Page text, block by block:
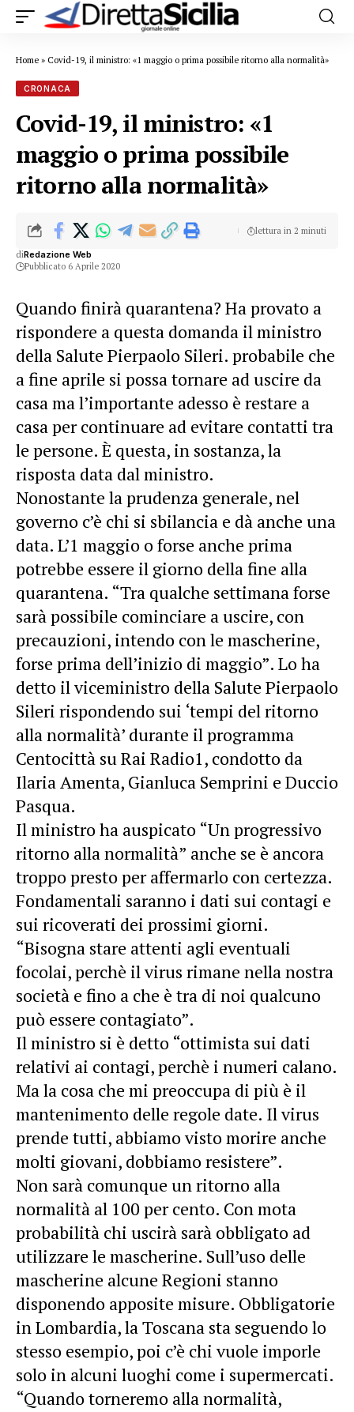
Home » Covid-19, il ministro: «1 maggio o prima possibile ritorno alla normalità»
CRONACA
Covid-19, il ministro: «1
maggio o prima possibile
ritorno alla normalità»
diRedazione Web
Pubblicato 6 Aprile 2020
lettura in 2 minuti
Quando finirà quarantena? Ha provato a
rispondere a questa domanda il ministro
della Salute Pierpaolo Sileri. probabile che
a fine aprile si possa tornare ad uscire da
casa ma l’importante adesso è restare a
casa per continuare ad evitare contatti tra
le persone. È questa, in sostanza, la
risposta data dal ministro.
Nonostante la prudenza generale, nel
governo c’è chi si sbilancia e dà anche una
data. L’1 maggio o forse anche prima
potrebbe essere il giorno della fine alla
quarantena. “Tra qualche settimana forse
sarà possibile cominciare a uscire, con
precauzioni, intendo con le mascherine,
forse prima dell’inizio di maggio”. Lo ha
detto il viceministro della Salute Pierpaolo
Sileri rispondendo sui ‘tempi del ritorno
alla normalità’ durante il programma
Centocittà su Rai Radio1, condotto da
Ilaria Amenta, Gianluca Semprini e Duccio
Pasqua.
Il ministro ha auspicato “Un progressivo
ritorno alla normalità” anche se è ancora
troppo presto per affermarlo con certezza.
Fondamentali saranno i dati sui contagi e
sui ricoverati dei prossimi giorni.
“Bisogna stare attenti agli eventuali
focolai, perchè il virus rimane nella nostra
società e fino a che è tra di noi qualcuno
può essere contagiato”.
Il ministro si è detto “ottimista sui dati
relativi ai contagi, perchè i numeri calano.
Ma la cosa che mi preoccupa di più è il
mantenimento delle regole date. Il virus
prende tutti, abbiamo visto morire anche
molti giovani, dobbiamo resistere”.
Non sarà comunque un ritorno alla
normalità al 100 per cento. Con mota
probabilità chi uscirà sarà obbligato ad
utilizzare le mascherine. Sull’uso delle
mascherine alcune Regioni stanno
disponendo apposite misure. Obbligatorie
in Lombardia, la Toscana sta seguendo lo
stesso esempio, poi c’è chi vuole imporle
solo in alcuni luoghi come i supermercati.
“Quando torneremo alla normalità,